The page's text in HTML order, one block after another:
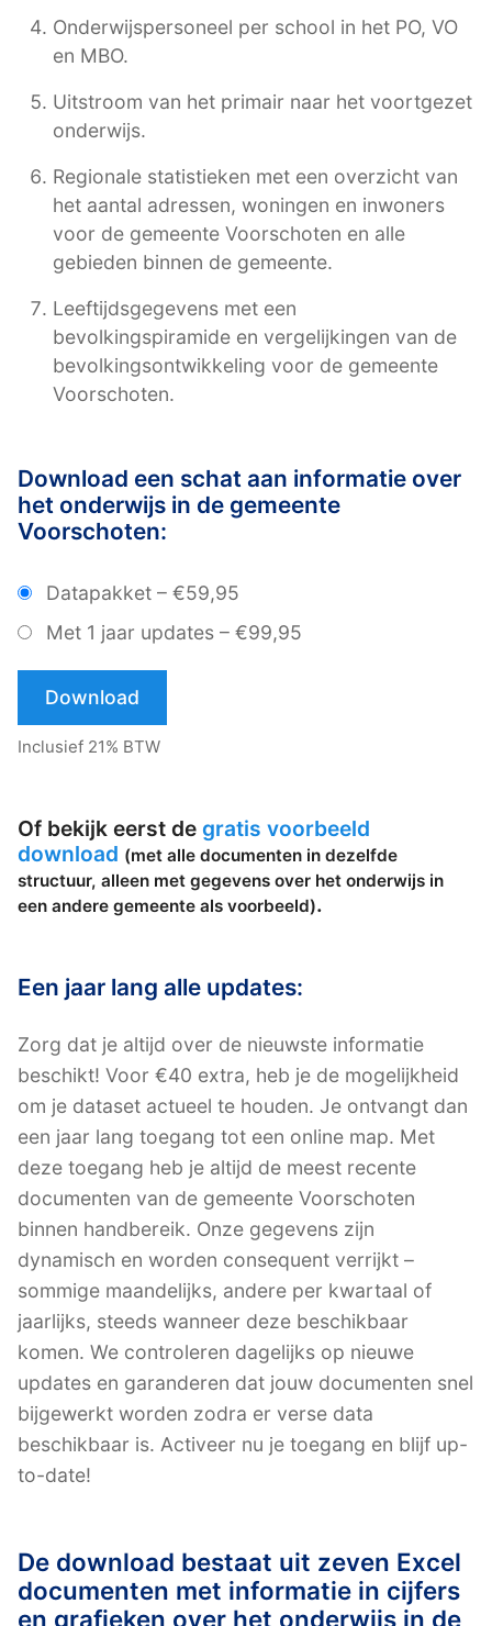
Onderwijspersoneel per school in het PO, VO
en MBO.
Uitstroom van het primair naar het voortgezet
onderwijs.
Regionale statistieken met een overzicht van
het aantal adressen, woningen en inwoners
voor de gemeente Voorschoten en alle
gebieden binnen de gemeente.
Leeftijdsgegevens met een
bevolkingspiramide en vergelijkingen van de
bevolkingsontwikkeling voor de gemeente
Voorschoten.
Download een schat aan informatie over
het onderwijs in de gemeente
Voorschoten:
Datapakket – €59,95
Met 1 jaar updates – €99,95
Download
Inclusief 21% BTW
Of bekijk eerst de gratis voorbeeld
download (met alle documenten in dezelfde
structuur, alleen met gegevens over het onderwijs in
een andere gemeente als voorbeeld).
Een jaar lang alle updates:
Zorg dat je altijd over de nieuwste informatie
beschikt! Voor €40 extra, heb je de mogelijkheid
om je dataset actueel te houden. Je ontvangt dan
een jaar lang toegang tot een online map. Met
deze toegang heb je altijd de meest recente
documenten van de gemeente Voorschoten
binnen handbereik. Onze gegevens zijn
dynamisch en worden consequent verrijkt –
sommige maandelijks, andere per kwartaal of
jaarlijks, steeds wanneer deze beschikbaar
komen. We controleren dagelijks op nieuwe
updates en garanderen dat jouw documenten snel
bijgewerkt worden zodra er verse data
beschikbaar is. Activeer nu je toegang en blijf up-
to-date!
De download bestaat uit zeven Excel
documenten met informatie in cijfers
en grafieken over het onderwijs in de